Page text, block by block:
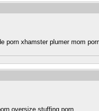
porn xhamster plumer mom
oversize stuffing porn